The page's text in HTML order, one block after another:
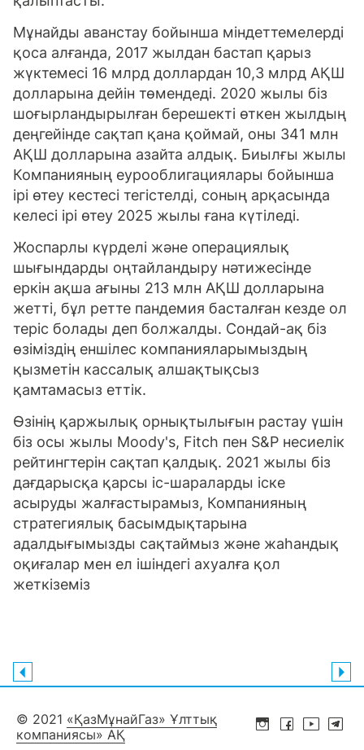
Мұнайды аванстау бойынша міндеттемелерді
қоса алғанда, 2017 жылдан бастап қарыз
жүктемесі 16 млрд доллардан 10,3 млрд АҚШ
долларына дейін төмендеді. 2020 жылы біз
шоғырландырылған берешекті өткен жылдың
деңгейінде сақтап қана қоймай, оны 341 млн
АҚШ долларына азайта алдық. Биылғы жылы
Компанияның еурооблигациялары бойынша
ірі өтеу кестесі тегістелді, соның арқасында
келесі ірі өтеу 2025 жылы ғана күтіледі.
Жоспарлы күрделі және операциялық
шығындарды оңтайландыру нәтижесінде
еркін ақша ағыны 213 млн АҚШ долларына
жетті, бұл ретте пандемия басталған кезде ол
теріс болады деп болжалды. Сондай-ақ біз
өзіміздің еншілес компанияларымыздың
қызметін кассалық алшақтықсыз
қамтамасыз еттік.
Өзінің қаржылық орнықтылығын растау үшін
біз осы жылы Moody's, Fitch пен S&P несиелік
рейтингтерін сақтап қалдық. 2021 жылы біз
дағдарысқа қарсы іс-шараларды іске
асыруды жалғастырамыз, Компанияның
стратегиялық басымдықтарына
адалдығымызды сақтаймыз және жаһандық
оқиғалар мен ел ішіндегі ахуалға қол
жеткіземіз
© 2021 «ҚазМұнайГаз» Ұлттық
компаниясы» АҚ